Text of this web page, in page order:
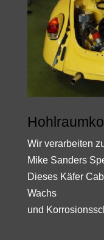
Wir verarbeiten
Mike Sanders
Dieses Käfer
Wachs
und